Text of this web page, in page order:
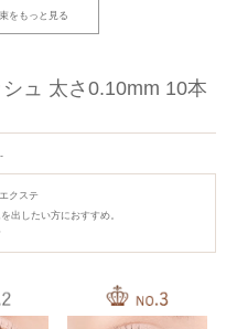
をもっと見る
ュ 太さ0.10mm 10本
クステ
出したい方におすすめ。